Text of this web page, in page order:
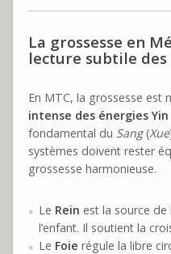
La grossesse en
lecture subtile
En MTC, la grossesse est
intense des énergies
fondamental du Sang(Xue
systèmes doivent rester
grossesse harmonieuse.
Le Rein est la source de
l’enfant. Il soutient la
Le Foie régule la libre